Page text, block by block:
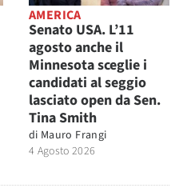
AMERICA
Senato USA. L’11
agosto anche il
Minnesota sceglie i
candidati al seggio
lasciato open da Sen.
Tina Smith
di Mauro Frangi
4 Agosto 2026